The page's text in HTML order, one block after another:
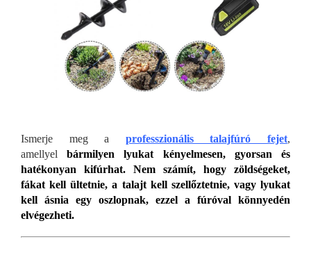
Ismerje meg a professzionális talajfúró fejet,
amellyelbármilyen lyukat kényelmesen, gyorsan és
hatékonyan kifúrhat. Nem számít, hogy zöldségeket,
fákat kell ültetnie, a talajt kell szellőztetnie, vagy lyukat
kell ásnia egy oszlopnak, ezzel a fúróval könnyedén
elvégezheti.